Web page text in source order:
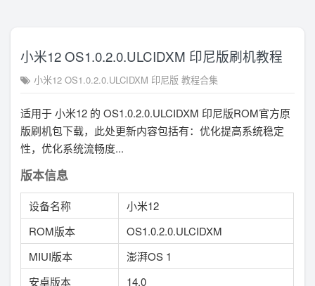
小米12 OS1.0.2.0.ULCIDXM 印尼版刷机教程
小米12 OS1.0.2.0.ULCIDXM 印尼版 教程合集
适用于 小米12 的 OS1.0.2.0.ULCIDXM 印尼版ROM官方原
版刷机包下载，此处更新内容包括有：优化提高系统稳定
性，优化系统流畅度...
版本信息
设备名称
小米12
ROM版本
OS1.0.2.0.ULCIDXM
MIUI版本
澎湃OS 1
安卓版本
14.0